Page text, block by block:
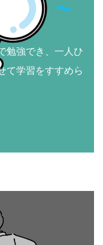
勉強でき、一人ひ
て学習をすすめら